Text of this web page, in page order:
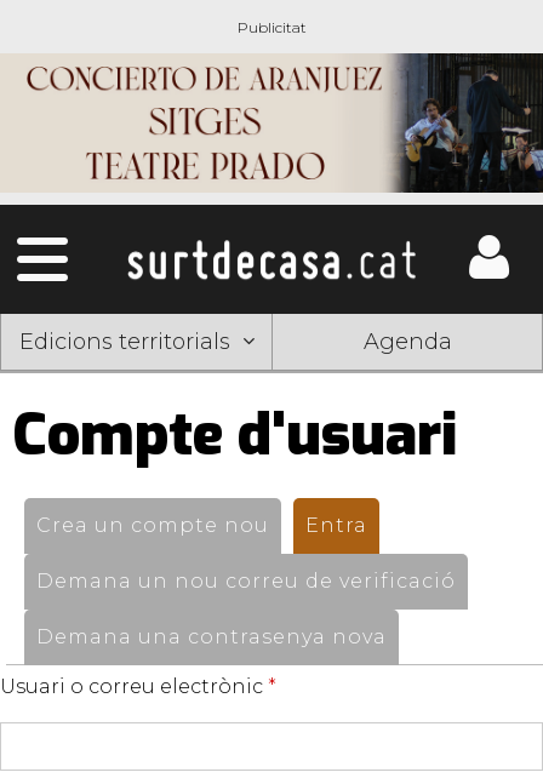
Edicions territorials Agenda
Compte d'usuari
Pestanyes
primàries
Crea un compte nou Entra
Demana un nou correu de verificació
Demana una contrasenya nova
Usuari o correu electrònic *